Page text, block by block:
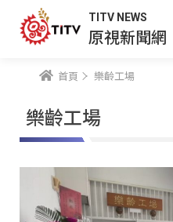
TITV NEWS
原視新聞網
首頁 樂齡工場
樂齡工場